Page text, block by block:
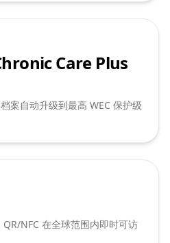
Care Plus
案自动升级到最高 WEC 保护级
NFC 在全球范围内即时可访